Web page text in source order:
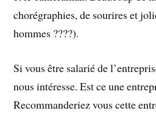
chorégraphies, de sourires et
hommes ????).
Si vous être salarié de
nous intéresse. Est ce une
Recommanderiez vous cette